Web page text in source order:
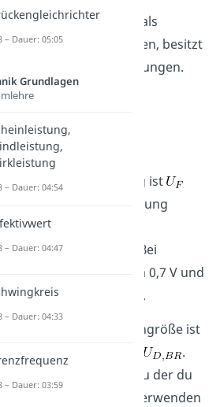
Spannung, ab Dioden als
bezeichnet werden, besitzt
Bezeichnungen.
findest du dafür
Abkürzung ist
. Die Schwellspannung
zu den wichtigsten
von Dioden. Bei
beträgt sie in etwa 0,7 V und
Germanium etwa 0,3 V.
weitere wichtige Kenngröße ist
Durchbruchspannung
.
ist die Spannung bis zu der du
in Sperrrichtung verwenden
– Dauer: 05:05
Grundlagen
– Dauer: 04:54
– Dauer: 04:47
– Dauer: 04:33
– Dauer: 03:59